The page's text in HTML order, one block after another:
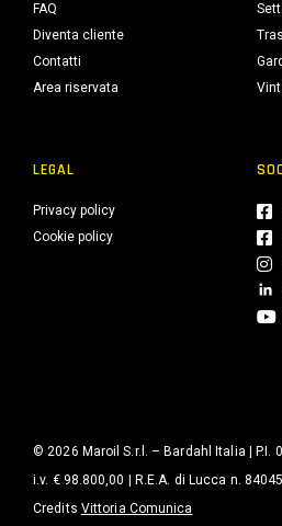
FAQ
Diventa cliente
Contatti
Area riservata
LEGAL
Privacy policy
Cookie policy
© 2026 Maroil S.r.l. – Bardahl Italia | P.I.
i.v. € 98.800,00 | R.E.A. di Lucca n.
Credits Vittoria Comunica